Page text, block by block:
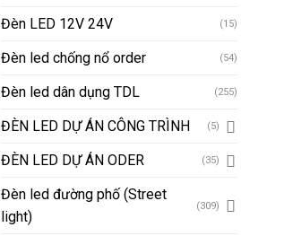
Đèn LED 12V 24V (15)
Đèn led chống nổ order (54)
Đèn led dân dụng TDL (255)
ĐÈN LED DỰ ÁN CÔNG TRÌNH (5)
ĐÈN LED DỰ ÁN ODER (35)
Đèn led đường phố (Street
light)
(309)